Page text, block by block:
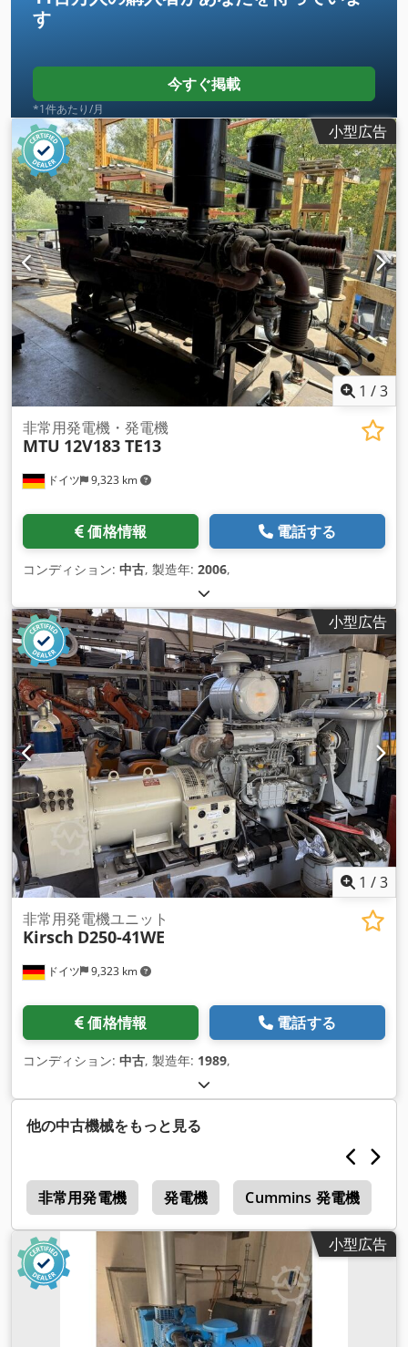
す
今すぐ掲載
*1件あたり/月
小型広告
1 /3
ドイツ 9,323 km
非常用発電機・発電機
MTU 12V183 TE13
価格情報 電話する
コンディション: 中古, 製造年: 2006,
小型広告
1 /3
ドイツ 9,323 km
非常用発電機ユニット
Kirsch D250-41WE
価格情報 電話する
コンディション: 中古, 製造年: 1989,
他の中古機械をもっと見る
非常用発電機 発電機 Cummins 発電機
小型広告